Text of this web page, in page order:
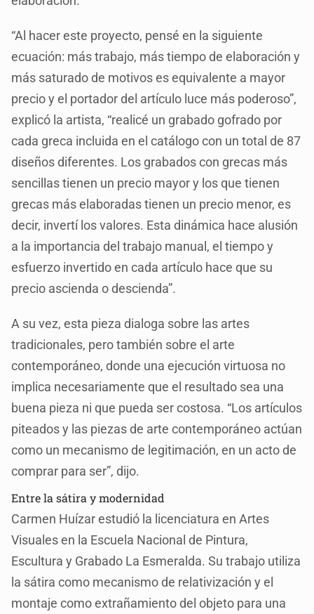
“Al hacer este proyecto, pensé en la siguiente
ecuación: más trabajo, más tiempo de elaboración y
más saturado de motivos es equivalente a mayor
precio y el portador del artículo luce más poderoso”,
explicó la artista, “realicé un grabado gofrado por
cada greca incluida en el catálogo con un total de 87
diseños diferentes. Los grabados con grecas más
sencillas tienen un precio mayor y los que tienen
grecas más elaboradas tienen un precio menor, es
decir, invertí los valores. Esta dinámica hace alusión
a la importancia del trabajo manual, el tiempo y
esfuerzo invertido en cada artículo hace que su
precio ascienda o descienda”.
A su vez, esta pieza dialoga sobre las artes
tradicionales, pero también sobre el arte
contemporáneo, donde una ejecución virtuosa no
implica necesariamente que el resultado sea una
buena pieza ni que pueda ser costosa. “Los artículos
piteados y las piezas de arte contemporáneo actúan
como un mecanismo de legitimación, en un acto de
comprar para ser”, dijo.
Entre la sátira y modernidad
Carmen Huízar estudió la licenciatura en Artes
Visuales en la Escuela Nacional de Pintura,
Escultura y Grabado La Esmeralda. Su trabajo utiliza
la sátira como mecanismo de relativización y el
montaje como extrañamiento del objeto para una